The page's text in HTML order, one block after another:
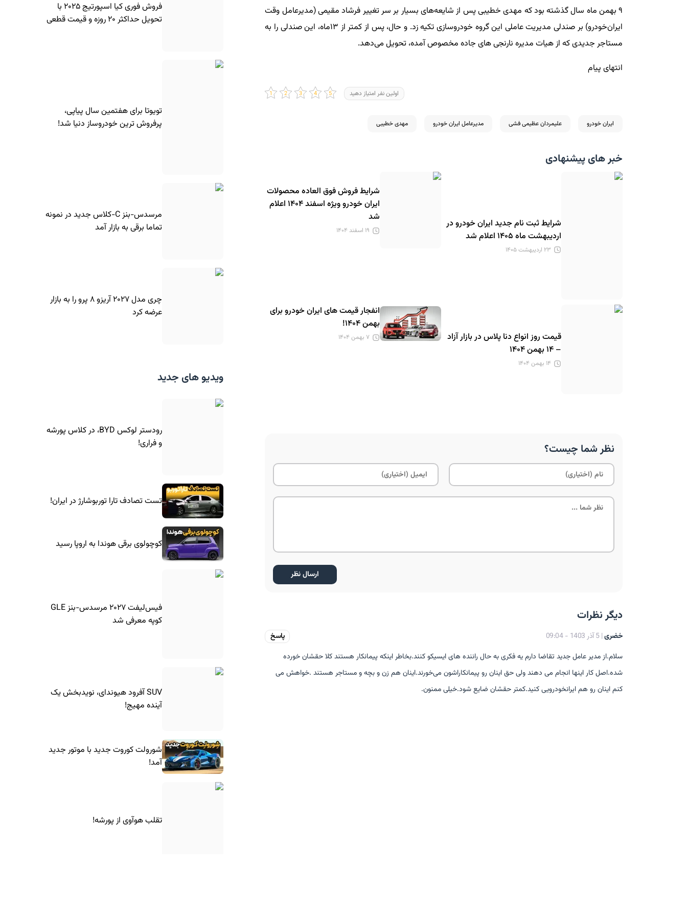
۹ بهمن ماه سال گذشته بود که مهدی خطیبی پس از شایعه‌های بسیار بر سر تغییر فرشاد مقیمی (مدیرعامل وقت
ایران‌خودرو) بر صندلی مدیریت عاملی این گروه خودروسازی تکیه زد. و حال، پس از کمتر از ۱۳ماه، این صندلی را به
مستاجر جدیدی که از هیات مدیره نارنجی های جاده مخصوص آمده، تحویل می‌دهد.
انتهای پیام
اولین نفر امتیاز دهید
ایران خودرو علیمردان عظیمی فشی مدیرعامل ایران خودرو مهدی خطیبی
خبر های پیشنهادی
شرایط ثبت نام جدید ایران خودرو در
اردیبهشت ماه ۱۴۰۵ اعلام شد
۲۳ اردیبهشت ۱۴۰۵
شرایط فروش فوق العاده محصولات
ایران خودرو ویژه اسفند ۱۴۰۴ اعلام
شد
۱۹ اسفند ۱۴۰۴
قیمت روز انواع دنا پلاس در بازار آزاد
– ۱۴ بهمن ۱۴۰۴
۱۴ بهمن ۱۴۰۴
انفجار قیمت های ایران خودرو برای
بهمن ۱۴۰۴!
۷ بهمن ۱۴۰۴
نظر شما چیست؟
دیگر نظرات
خضری| 5 آذر 1403 - 09:04
سلام.از مدیر عامل جدید تقاضا دارم یه فکری به حال راننده های ایسیکو کنند.بخاطر اینکه پیمانکار هستند کلا حقشان خورده
شده.اصل کار اینها انجام می دهند ولی حق اینان رو پیمانکاراشون می‌خورند.اینان هم زن و بچه و مستاجر هستند .خواهش می
کنم اینان رو هم ایرانخودرویی کنید.کمتر حقشان ضایع شود.خیلی ممنون.
پاسخ
فروش فوری کیا اسپورتیج ۲۰۲۵ با
تحویل حداکثر ۲۰ روزه و قیمت قطعی
تویوتا برای هفتمین سال پیاپی،
پرفروش ترین خودروساز دنیا شد!
مرسدس-بنز C-کلاس جدید در نمونه
تماما برقی به بازار آمد
چری مدل ۲۰۲۷ آریزو ۸ پرو را به بازار
عرضه کرد
ویدیو های جدید
رودستر لوکس BYD، در کلاس پورشه
و فراری!
تست تصادف تارا توربوشارژ در ایران!
کوچولوی برقی هوندا به اروپا رسید
فیس‌لیفت ۲۰۲۷ مرسدس-بنز GLE
کوپه معرفی شد
SUV آفرود هیوندای، نویدبخش یک
آینده مهیج!
شورولت کوروت جدید با موتور جدید
آمد!
تقلب هوآوی از پورشه!